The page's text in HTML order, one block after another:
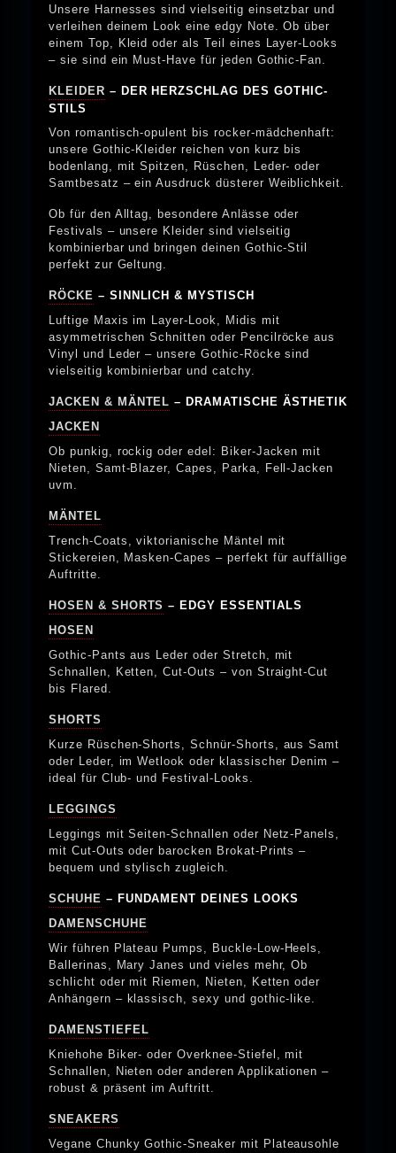
Unsere Harnesses sind vielseitig einsetzbar und
verleihen deinem Look eine edgy Note. Ob über
einem Top, Kleid oder als Teil eines Layer-Looks
– sie sind ein Must-Have für jeden Gothic-Fan.
KLEIDER – DER HERZSCHLAG DES GOTHIC-
STILS
Von romantisch-opulent bis rocker-mädchenhaft:
unsere Gothic-Kleider reichen von kurz bis
bodenlang, mit Spitzen, Rüschen, Leder- oder
Samtbesatz – ein Ausdruck düsterer Weiblichkeit.
Ob für den Alltag, besondere Anlässe oder
Festivals – unsere Kleider sind vielseitig
kombinierbar und bringen deinen Gothic-Stil
perfekt zur Geltung.
RÖCKE – SINNLICH & MYSTISCH
Luftige Maxis im Layer-Look, Midis mit
asymmetrischen Schnitten oder Pencilröcke aus
Vinyl und Leder – unsere Gothic-Röcke sind
vielseitig kombinierbar und catchy.
JACKEN & MÄNTEL – DRAMATISCHE ÄSTHETIK
JACKEN
Ob punkig, rockig oder edel: Biker-Jacken mit
Nieten, Samt-Blazer, Capes, Parka, Fell-Jacken
uvm.
MÄNTEL
Trench-Coats, viktorianische Mäntel mit
Stickereien, Masken-Capes – perfekt für auffällige
Auftritte.
HOSEN & SHORTS – EDGY ESSENTIALS
HOSEN
Gothic-Pants aus Leder oder Stretch, mit
Schnallen, Ketten, Cut-Outs – von Straight-Cut
bis Flared.
SHORTS
Kurze Rüschen-Shorts, Schnür-Shorts, aus Samt
oder Leder, im Wetlook oder klassischer Denim –
ideal für Club- und Festival-Looks.
LEGGINGS
Leggings mit Seiten-Schnallen oder Netz-Panels,
mit Cut-Outs oder barocken Brokat-Prints –
bequem und stylisch zugleich.
SCHUHE – FUNDAMENT DEINES LOOKS
DAMENSCHUHE
Wir führen Plateau Pumps, Buckle-Low-Heels,
Ballerinas, Mary Janes und vieles mehr, Ob
schlicht oder mit Riemen, Nieten, Ketten oder
Anhängern – klassisch, sexy und gothic-like.
DAMENSTIEFEL
Kniehohe Biker- oder Overknee-Stiefel, mit
Schnallen, Nieten oder anderen Applikationen –
robust & präsent im Auftritt.
SNEAKERS
Vegane Chunky Gothic-Sneaker mit Plateausohle